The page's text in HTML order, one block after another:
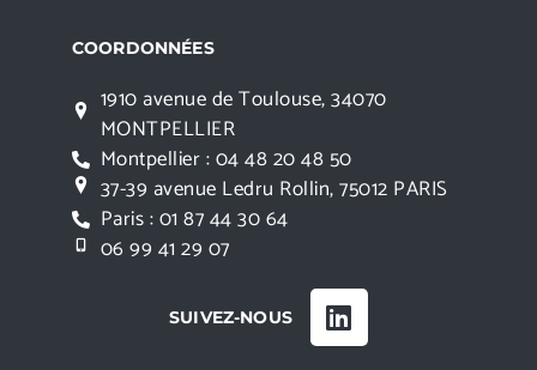
COORDONNÉES
1910 avenue de Toulouse, 34070
MONTPELLIER
Montpellier : 04 48 20 48 50
37-39 avenue Ledru Rollin, 75012 PARIS
Paris : 01 87 44 30 64
06 99 41 29 07
SUIVEZ-NOUS